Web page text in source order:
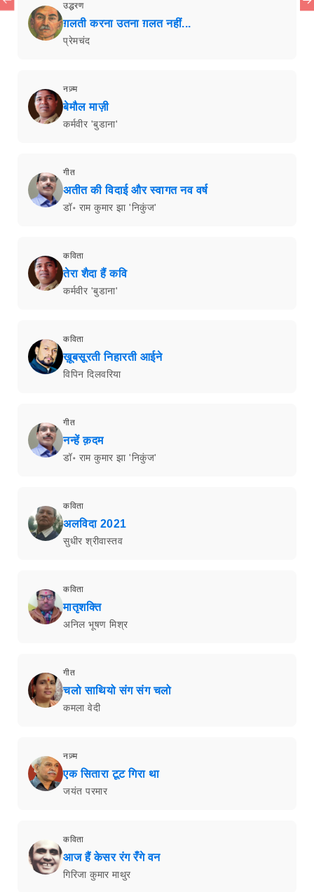
उद्धरण
ग़लती करना उतना ग़लत नहीं...
प्रेमचंद
नज़्म
बेमौल माज़ी
कर्मवीर 'बुडाना'
गीत
अतीत की विदाई और स्वागत नव वर्ष
डॉ॰ राम कुमार झा 'निकुंज'
कविता
तेरा शैदा हैं कवि
कर्मवीर 'बुडाना'
कविता
ख़ूबसूरती निहारती आईने
विपिन दिलवरिया
गीत
नन्हें क़दम
डॉ॰ राम कुमार झा 'निकुंज'
कविता
अलविदा 2021
सुधीर श्रीवास्तव
कविता
मातृशक्ति
अनिल भूषण मिश्र
गीत
चलो साथियो संग संग चलो
कमला वेदी
नज़्म
एक सितारा टूट गिरा था
जयंत परमार
कविता
आज हैं केसर रंग रँगे वन
गिरिजा कुमार माथुर